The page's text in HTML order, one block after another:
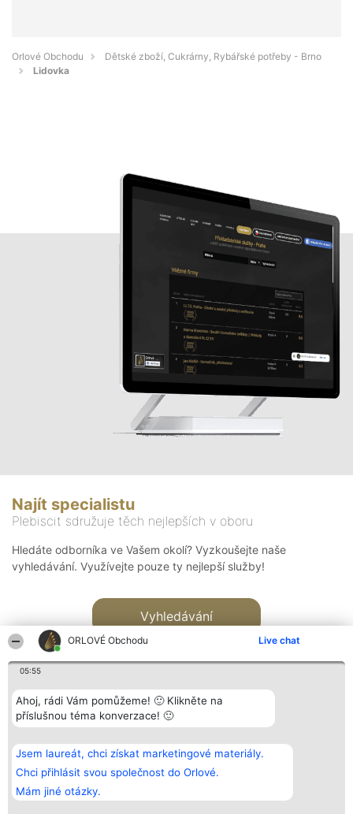
ORLOVÉ Obchodu Live chat
05:55
Ahoj, rádi Vám pomůžeme! 🙂 Klikněte na
příslušnou téma konverzace! 🙂
Jsem laureát, chci získat marketingové materiály.
Chci přihlásit svou společnost do Orlové.
Mám jiné otázky.
Orlové Obchodu
Dětské zboží, Cukrárny, Rybářské potřeby - Brno
Lidovka
Najít specialistu
Plebiscit sdružuje těch nejlepších v oboru
Hledáte odborníka ve Vašem okolí? Vyzkoušejte naše
vyhledávání. Využívejte pouze ty nejlepší služby!
Vyhledávání
Bright Side Solutions sp. z o.
o. sp. k.
ul. Ruska 22
Wrocław 50-079
KRS 0000749100 | Regon
381313360 | NIP 8943132676
Vítězové
Seznam všech
laureátů
Zásady
Zásady
Kontakt